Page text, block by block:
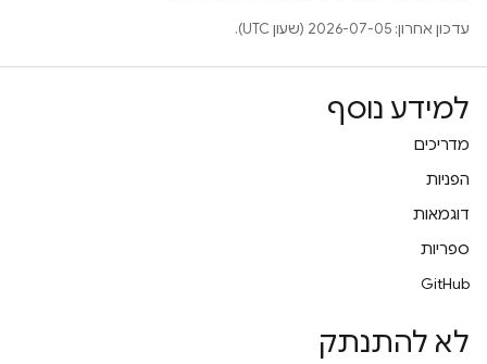
עדכון אחרון: 2026-07-05 (שעון UTC).
למידע נוסף
מדריכים
הפניות
דוגמאות
ספריות
GitHub
לא להתנתק